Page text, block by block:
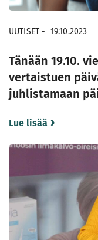
UUTISET - 19.10.2023
Tänään 19.10.
vertaistuen
juhlistamaan
Lue lisää